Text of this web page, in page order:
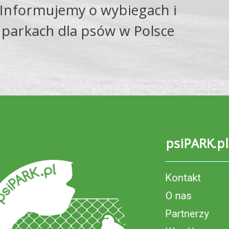
Informujemy o wybiegach i
parkach dla psów w Polsce
psiPARK.pl
Kontakt
O nas
Partnerzy